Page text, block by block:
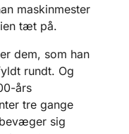
maskinmester
tæt på.
dem, som han
rundt. Og
års
tre gange
sig